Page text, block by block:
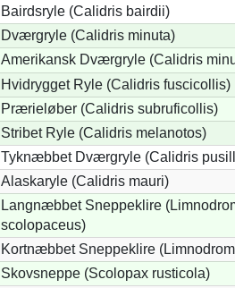
Bairdsryle (Calidris bairdii)
Dværgryle (Calidris minuta)
Amerikansk Dværgryle (Calidris
Hvidrygget Ryle (Calidris fuscicollis)
Prærieløber (Calidris subruficollis)
Stribet Ryle (Calidris melanotos)
Tyknæbbet Dværgryle (Calidris
Alaskaryle (Calidris mauri)
Langnæbbet Sneppeklire
scolopaceus)
Kortnæbbet Sneppeklire
Skovsneppe (Scolopax rusticola)